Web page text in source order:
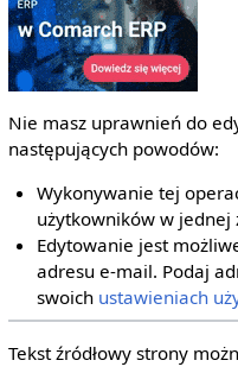
Nie masz uprawnień do
następujących powodów:
Wykonywanie tej
użytkowników w
Edytowanie jest
adresu e‐mail. Podaj
swoich ustawieniach
Tekst źródłowy strony